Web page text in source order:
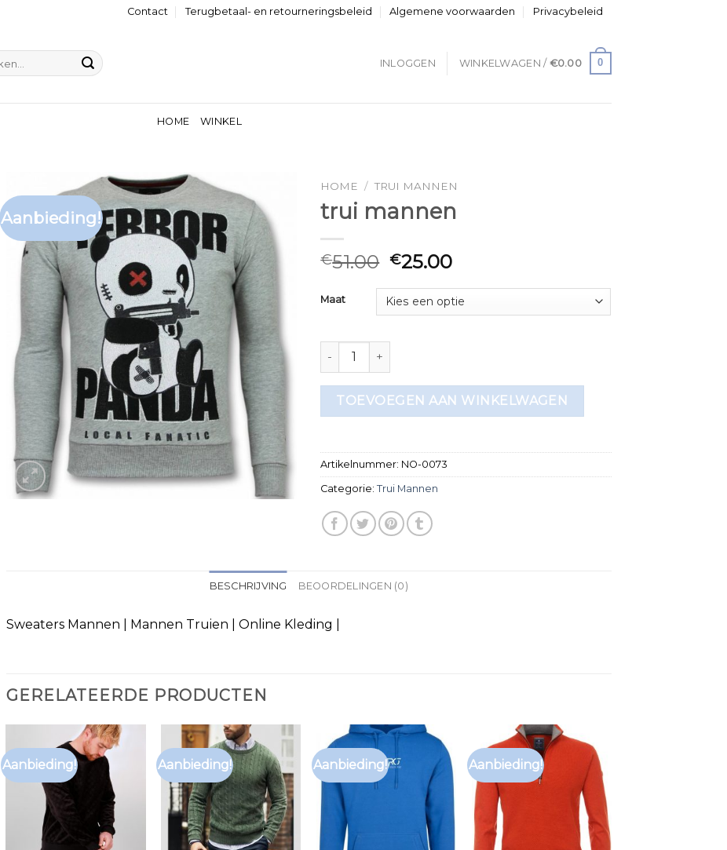
Contact Terugbetaal- en retourneringsbeleid Algemene voorwaarden Privacybeleid
INLOGGEN WINKELWAGEN / €0.00 0
HOME WINKEL
Aanbieding!
HOME / TRUI MANNEN
trui mannen
€51.00 €25.00
Maat
trui mannen aantal
TOEVOEGEN AAN WINKELWAGEN
Artikelnummer: NO-0073
Categorie:Trui Mannen
BESCHRIJVING BEOORDELINGEN (0)
Sweaters Mannen | Mannen Truien | Online Kleding |
GERELATEERDE PRODUCTEN
Aanbieding! Aanbieding! Aanbieding! Aanbieding!